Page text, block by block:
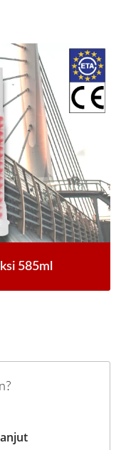
585ml